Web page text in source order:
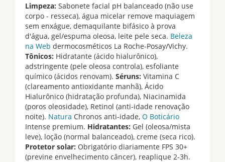
Limpeza: Sabonete facial pH balanceado (não use
corpo - resseca), água micelar remove maquiagem
sem enxágue, demaquilante bifásico à prova
d'água, gel/espuma oleosa, leite pele seca. Beleza
na Web dermocosméticos La Roche-Posay/Vichy.
Tônicos: Hidratante (ácido hialurônico),
adstringente (pele oleosa controla), esfoliante
químico (ácidos renovam). Séruns: Vitamina C
(clareamento antioxidante manhã), Ácido
Hialurônico (hidratação profunda), Niacinamida
(poros oleosidade), Retinol (anti-idade renovação
noite). Natura Chronos anti-idade, O Boticário
Intense premium. Hidratantes: Gel (oleosa/mista
leve), loção (normal balanceado), creme (seca rico).
Protetor solar: Obrigatório diariamente FPS 30+
(previne envelhecimento câncer), reaplique 2-3h.